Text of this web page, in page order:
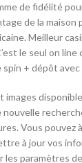
de fidélité
de la maison
Meilleur
le seul on line
+ dépôt avec
images
nouvelle
Vous pouvez
à jour vos
paramètres